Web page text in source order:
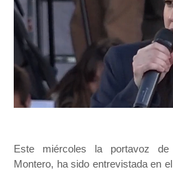
Este miércoles la portavoz de
Montero, ha sido entrevistada en